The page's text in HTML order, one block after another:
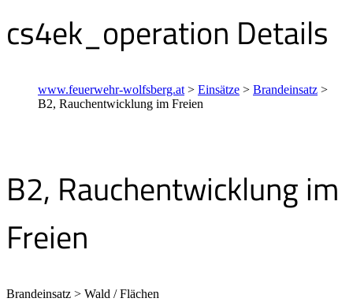
cs4ek_operation Details
www.feuerwehr-wolfsberg.at > Einsätze > Brandeinsatz >
B2, Rauchentwicklung im Freien
B2, Rauchentwicklung im
Freien
Brandeinsatz > Wald / Flächen